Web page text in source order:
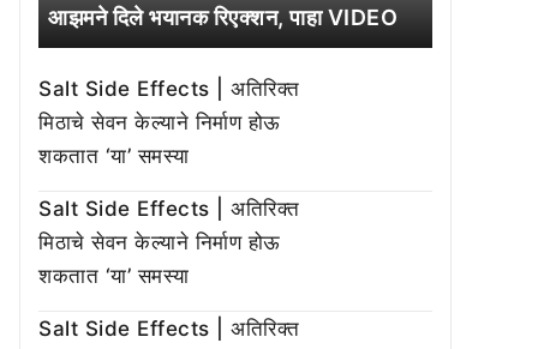
आझमने दिले भयानक रिएक्शन, पाहा VIDEO
Salt Side Effects | अतिरिक्त
मिठाचे सेवन केल्याने निर्माण होऊ
शकतात ‘या’ समस्या
Salt Side Effects | अतिरिक्त
मिठाचे सेवन केल्याने निर्माण होऊ
शकतात ‘या’ समस्या
Salt Side Effects | अतिरिक्त